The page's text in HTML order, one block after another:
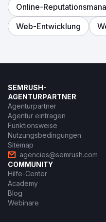
Online-
Web-Entwicklung
SEMRUSH-
AGENTURPARTNER
Agenturpartner
Agentur eintragen
Funktionsweise
Nutzungsbedingungen
Sitemap
agencies@semrush.com
COMMUNITY
Hilfe-Center
Academy
Blog
Webinare